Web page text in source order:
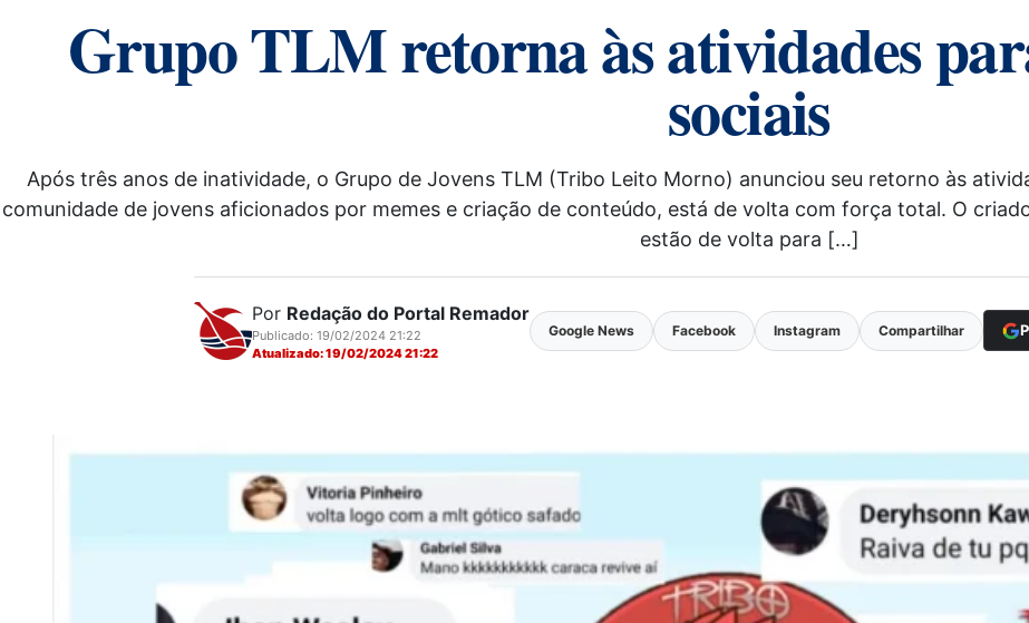
Grupo TLM retorna às atividades
sociais
Após três anos de inatividade, o Grupo de Jovens TLM (Tribo Leito Morno) anunciou seu retorno às
comunidade de jovens aficionados por memes e criação de conteúdo, está de volta com força total. O
estão de volta para […]
Por Redação do Portal Remador
Publicado: 19/02/2024 21:22
Atualizado: 19/02/2024 21:22
Google News Facebook Instagram Compartilhar